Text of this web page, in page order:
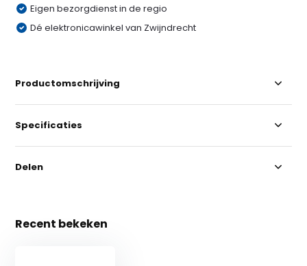
Eigen bezorgdienst in de regio
Dé elektronicawinkel van Zwijndrecht
Productomschrijving
Specificaties
Delen
Recent bekeken